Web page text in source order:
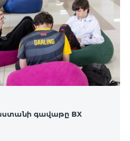
գավաթը BX